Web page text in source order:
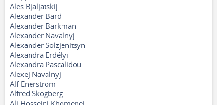
Ales Bjaljatskij
Alexander Bard
Alexander Barkman
Alexander Navalnyj
Alexander Solzjenitsyn
Alexandra Erdélyi
Alexandra Pascalidou
Alexej Navalnyj
Alf Enerström
Alfred Skogberg
Ali Hosseini Khomenei